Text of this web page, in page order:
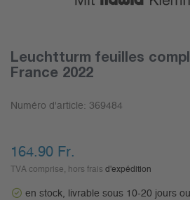
Leuchtturm feuilles
France 2022
Numéro d'article: 369484
164.90 Fr.
TVA comprise, hors frais d'expédition
en stock, livrable sous 10-20 jours